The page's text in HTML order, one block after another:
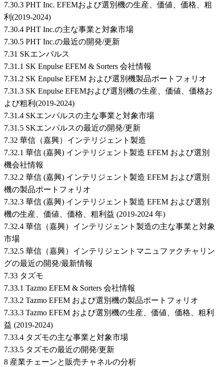
7.30.3 PHT Inc. EFEMおよび選別機の生産、価値、価格、粗
利(2019-2024)
7.30.4 PHT Inc.の主な事業と対象市場
7.30.5 PHT Inc.の最近の開発/更新
7.31 SKエンパルス
7.31.1 SK Enpulse EFEM & Sorters 会社情報
7.31.2 SK Enpulse EFEM および選別機製品ポートフォリオ
7.31.3 SK Enpulse EFEMおよび選別機の生産、価値、価格お
よび粗利(2019-2024)
7.31.4 SKエンパルスの主な事業と対象市場
7.31.5 SKエンパルスの最近の開発/更新
7.32 華信（嘉興）インテリジェント製造
7.32.1 華信 (嘉興) インテリジェント製造 EFEM および選別
機会社情報
7.32.2 華信 (嘉興) インテリジェント製造 EFEM および選別
機の製品ポートフォリオ
7.32.3 華信 (嘉興) インテリジェント製造 EFEM および選別
機の生産、価値、価格、粗利益 (2019-2024 年)
7.32.4 華信（嘉興）インテリジェント製造の主な事業と対象
市場
7.32.5 華信（嘉興）インテリジェントマニュファクチャリン
グの最近の開発/最新情報
7.33 タズモ
7.33.1 Tazmo EFEM & Sorters 会社情報
7.33.2 Tazmo EFEM および選別機の製品ポートフォリオ
7.33.3 Tazmo EFEM および選別機の生産、価値、価格、粗利
益 (2019-2024)
7.33.4 タズモの主な事業と対象市場
7.33.5 タズモの最近の開発/更新
8 産業チェーンと販売チャネルの分析